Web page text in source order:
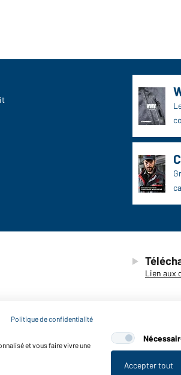
Lien aux
© 2026
Politique de confidentialité
et vous faire vivre une
Accepter tout